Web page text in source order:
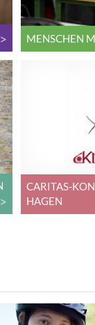
MENSCHEN
CARITAS-
HAGEN